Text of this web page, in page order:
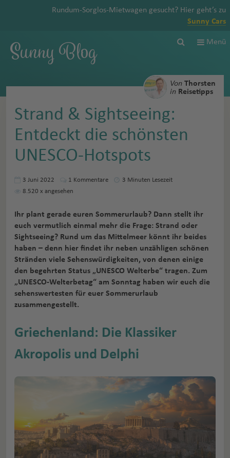
Rundum-Sorglos-Mietwagen gesucht? Hier geht’s zu
Sunny Cars
Sunny Blog Menü
Von Thorsten
in Reisetipps
Strand & Sightseeing:
Entdeckt die schönsten
UNESCO-Hotspots
3 Juni 2022 1 Kommentare
3 Minuten Lesezeit
8.520 x angesehen
Ihr plant gerade euren Sommerurlaub? Dann stellt ihr
euch vermutlich einmal mehr die Frage: Strand oder
Sightseeing? Rund um das Mittelmeer könnt ihr beides
haben – denn hier findet ihr neben unzähligen schönen
Stränden viele Sehenswürdigkeiten, von denen einige
den begehrten Status „UNESCO Welterbe“ tragen. Zum
„UNESCO-Welterbetag“ am Sonntag haben wir euch die
sehenswertesten für euer Sommerurlaub
zusammengestellt.
Griechenland: Die Klassiker
Akropolis und Delphi